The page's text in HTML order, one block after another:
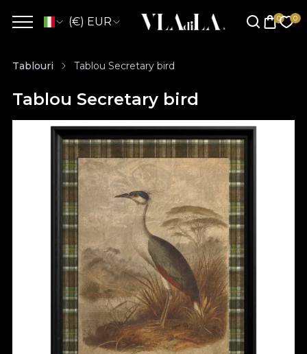
(€) EUR
Tablouri Tablou Secretary bird
Tablou Secretary bird